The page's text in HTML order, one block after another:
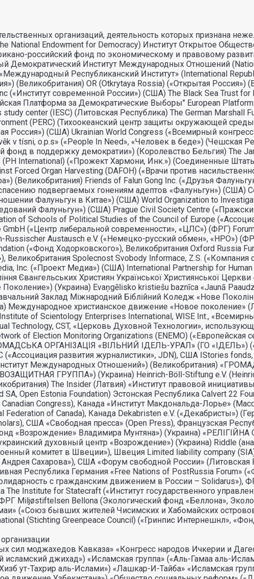
организаций, деятельность которых признана
National Endowment for Democracy) Институт Открытое
российский фонд по экономическому и правовому
Демократический Институт Международных Отношений
Республиканский Институт» (International
(Великобритания) OR (Otkrytaya Rossia) («Открытая Россия»)
(«Институт современной России») (США) The Black Sea Trust
Платформа за Демократические Выборы" European
center (IESC) (Литовская Республика) The German Marshall
(PERC) (Тихоокеанский центр защиты окружающей
Россия») (США) Ukrainian World Congress («Всемирный
v tísni, o.p.s» («People In Need», «Человек в беде») (Чешская
фонд в поддержку демократии») (Королевство Бельгия) The
International) («Прожект Хармони, Инк.») (Соединенные
Forced Organ Harvesting (DAFOH) («Врачи против
(Великобритания) Friends of Falun Gong Inc. («Друзья
подвергаемых гонениям адептов «Фалуньгун») (США)
Фалуньгун в Китае») (США) World Organization to
Фалуньгун») (США) Prague Civil Society Centre
of Schools of Political Studies of the Council of Europe
(«Центр либеральной современности», «ЦЛС») (ФРГ)
Austausch e.V. («Немецко-русский обмен», «НРО»)
(«Фонд Ходорковского»), Великобритания Oxford Russia
Великобритания Spolecnost Svobody Informace, Z.S.
Inc. («Проект Медиа») (США) International Partnership for
Євангельських Християн Української Християнської
(Украина) Evaņgēlisko kristiešu baznīca «Jaunā
Заклад Міжнародний Біблійний Коледж «Нове
христианское движение «Новое поколение»
Institute of Scientology Enterprises International, WISE Int.,
Technology, CST, «Церковь Духовной Технологии»,
of Election Monitoring Organizations (ENEMO)
ОРГАНI3АЦIЯ «ВIЛЬНИЙ IДЕЛЬ-УРАЛ» (ГО
(«Ассоциация развития журналистики», JDN), США IStories
Институт Международных Отношений») (Великобритания)
ГРУППА») (Украина) Heinrich-Böll-Stiftung e.V.
The Insider (Латвия) «Институт правовой
Open Estonia Foundation) Эстонская Республика Calvert 22
Congress), Канада «Институт Макдональда-Лорье»
Federation of Canada), Канада Dekabristen e.V. («Декабристы»)
США «Свободная пресса» (Open Press),
«Возрождение» Владимира Мунтяна») (Украина)
духовный центр «Возрождение») (Украина) Riddle
комитет в Швеции»), Швеция Limited liability company
Сахарова»), США «Форум свободной России»
Республика Германия «Free Nations of PostRussia
с гражданским движением в России – Solidarus»),
Institute for Statecraft («Институт государственного
ФРГ Miljøstiftelsen Bellona (Экологический фонд «Беллона»,
(«Союз бывших жителей Чисимских и Хабомайских
(Stichting Greenpeace Council) («Гринпис Интернешнл»,
моджахедов Кавказа» «Конгресс народов Ичкерии и
джихад») «Исламская группа» («Аль-Гамаа аль-
ут-Тахрир аль-Ислами») «Лашкар-И-Тайба» «Исламская